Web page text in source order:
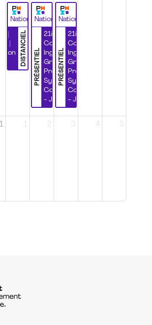
National
DISTANCIEL
National
PRÉSENTIEL
21ième
Congrès
Ingénierie
Grands
Projets et
Systèmes
Complexes
- Jour 1
National
PRÉSENTIEL
21ième
Congrès
Ingénierie
Grands
Projets et
Systèmes
Complexes
- Jour 2
1 2 3 4 5